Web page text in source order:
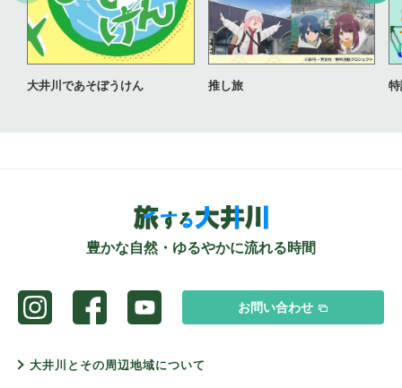
大井川であそぼうけん 推し旅
豊かな自然・ゆるやかに流れる時間
お問い合わせ
大井川とその周辺地域について